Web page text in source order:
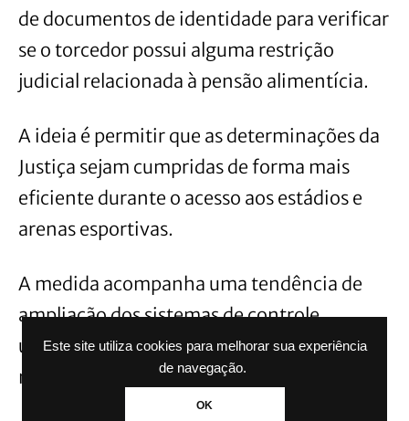
Este site utiliza cookies para melhorar sua experiência
de navegação.
OK
de documentos de identidade para verificar
se o torcedor possui alguma restrição
judicial relacionada à pensão alimentícia.
A ideia é permitir que as determinações da
Justiça sejam cumpridas de forma mais
eficiente durante o acesso aos estádios e
arenas esportivas.
A medida acompanha uma tendência de
ampliação dos sistemas de controle
utilizados em grandes eventos esportivos
no Brasil.